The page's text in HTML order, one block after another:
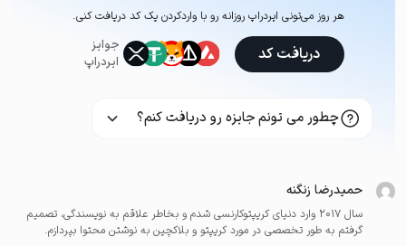
هر روز می‌تونی ایردراپ روزانه رو با وارد‌کردن یک کد دریافت کنی.
جوایز
ایردراپ
دریافت کد
چطور می تونم جایزه رو دریافت کنم؟
حمیدرضا زنگنه
سال ۲۰۱۷ وارد دنیای کریپتوکارنسی شدم و بخاطر علاقم به نویسندگی، تصمیم
گرفتم به طور تخصصی در مورد کریپتو و بلاکچین به نوشتن محتوا بپردازم.